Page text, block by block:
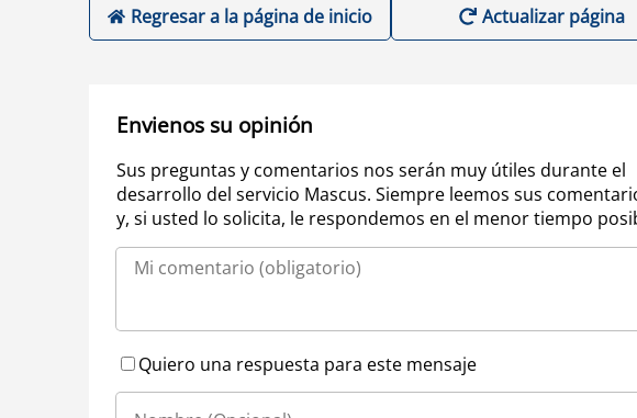
Regresar a la página de inicio Actualizar página
Envienos su opinión
Sus preguntas y comentarios nos serán muy útiles durante el
desarrollo del servicio Mascus. Siempre leemos sus
y, si usted lo solicita, le respondemos en el menor tiempo
Quiero una respuesta para este mensaje